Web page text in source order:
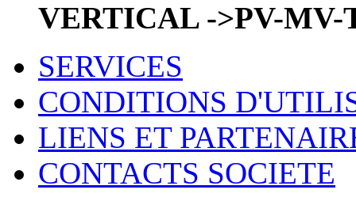
VERTICAL ->PV-MV-
SERVICES
CONDITIONS
LIENS ET
CONTACTS SOCIETE